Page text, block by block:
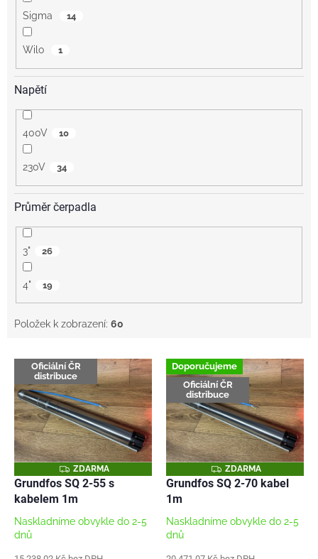
Sigma 14
Wilo 1
Napětí
400V 10
230V 34
Průměr čerpadla
3" 26
4" 19
Položek k zobrazení: 60
V
Oficiální ČR
distribuce
Z
D
A
R
A
ZDARMA
Grundfos SQ 2-55 s
kabelem 1m
Naskladníme obvykle do 2-5
dnů
Doporučujeme
Oficiální ČR
distribuce
Z
D
A
A
ZDARMA
Grundfos SQ 2-70 kabel
1m
Naskladníme obvykle do 2-5
dnů